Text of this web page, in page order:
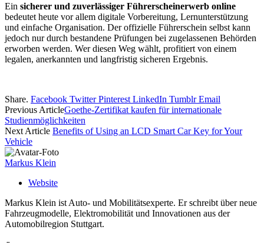
Ein sicherer und zuverlässiger Führerscheinerwerb online
bedeutet heute vor allem digitale Vorbereitung, Lernunterstützung
und einfache Organisation. Der offizielle Führerschein selbst kann
jedoch nur durch bestandene Prüfungen bei zugelassenen Behörden
erworben werden. Wer diesen Weg wählt, profitiert von einem
legalen, anerkannten und langfristig sicheren Ergebnis.
Share. Facebook Twitter Pinterest LinkedIn Tumblr Email
Previous ArticleGoethe-Zertifikat kaufen für internationale
Studienmöglichkeiten
Next Article Benefits of Using an LCD Smart Car Key for Your
Vehicle
Markus Klein
Website
Markus Klein ist Auto- und Mobilitätsexperte. Er schreibt über neue
Fahrzeugmodelle, Elektromobilität und Innovationen aus der
Automobilregion Stuttgart.